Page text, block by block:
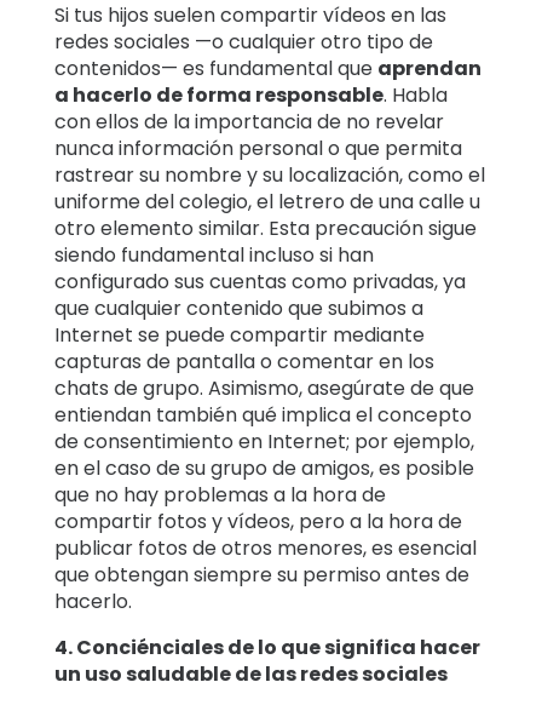
Si tus hijos suelen compartir vídeos en las
redes sociales —o cualquier otro tipo de
contenidos— es fundamental que aprendan
a hacerlo de forma responsable. Habla
con ellos de la importancia de no revelar
nunca información personal o que permita
rastrear su nombre y su localización, como el
uniforme del colegio, el letrero de una calle u
otro elemento similar. Esta precaución sigue
siendo fundamental incluso si han
configurado sus cuentas como privadas, ya
que cualquier contenido que subimos a
Internet se puede compartir mediante
capturas de pantalla o comentar en los
chats de grupo. Asimismo, asegúrate de que
entiendan también qué implica el concepto
de consentimiento en Internet; por ejemplo,
en el caso de su grupo de amigos, es posible
que no hay problemas a la hora de
compartir fotos y vídeos, pero a la hora de
publicar fotos de otros menores, es esencial
que obtengan siempre su permiso antes de
hacerlo.
4. Conciénciales de lo que significa hacer
un uso saludable de las redes sociales